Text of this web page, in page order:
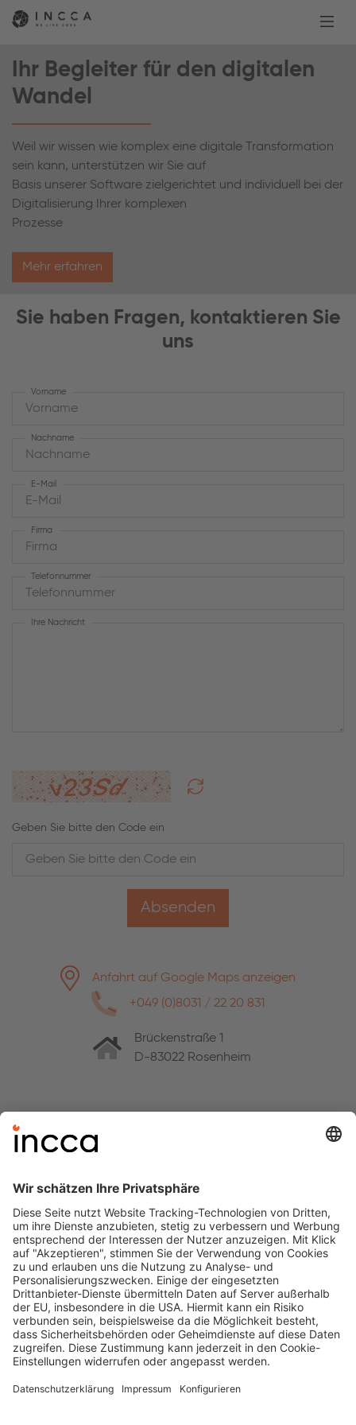
Ihr Begleiter für den digitalen
Wandel
Weil wir wissen wie komplex eine digitale Transformation
sein kann, unterstützen wir Sie auf
Basis unserer Software zielgerichtet und individuell bei der
Digitalisierung Ihrer komplexen
Prozesse
Mehr erfahren
Sie haben Fragen, kontaktieren Sie
uns
Vorname
Nachname
E-Mail
Firma
Telefonnummer
Ihre Nachricht
Geben Sie bitte den Code ein
Absenden
Anfahrt auf Google Maps anzeigen
+049 (0)8031 / 22 20 831
Brückenstraße 1
D-83022 Rosenheim
Impressum
Datenschutz
AGB
Cookie-Einstellungen